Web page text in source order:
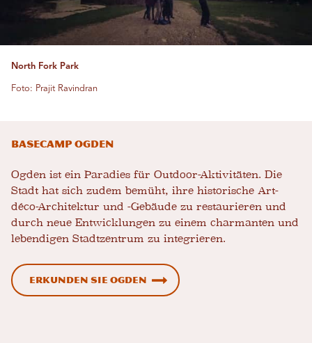
North Fork Park
Foto: Prajit Ravindran
Basecamp Ogden
Ogden ist ein Paradies für Outdoor-Aktivitäten. Die
Stadt hat sich zudem bemüht, ihre historische Art-
déco-Architektur und -Gebäude zu restaurieren und
durch neue Entwicklungen zu einem charmanten und
lebendigen Stadtzentrum zu integrieren.
Erkunden Sie Ogden